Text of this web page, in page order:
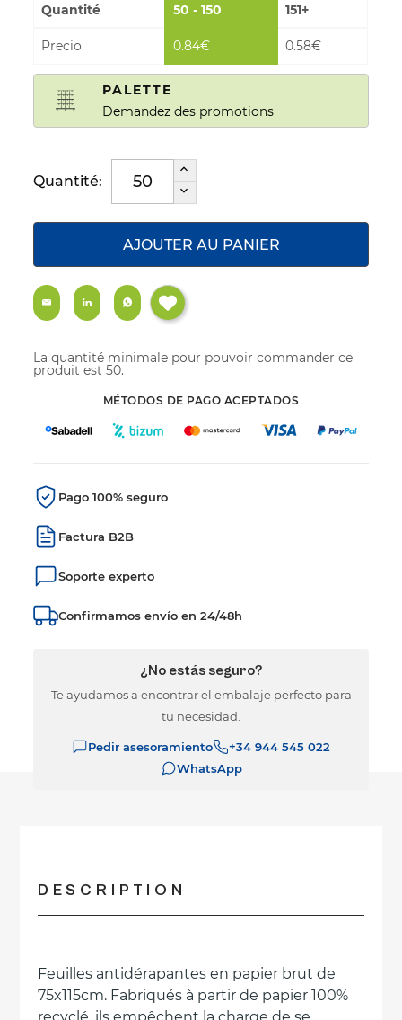
Quantité
50 - 150 151+
Precio 0.84€ 0.58€
PALETTE
Demandez des promotions
Quantité:
AJOUTER AU PANIER
La quantité minimale pour pouvoir commander ce
produit est 50.
MÉTODOS DE PAGO ACEPTADOS
Pago 100% seguro
Factura B2B
Soporte experto
Confirmamos envío en 24/48h
¿No estás seguro?
Te ayudamos a encontrar el embalaje perfecto para
tu necesidad.
Pedir asesoramiento
+34 944 545 022
WhatsApp
DESCRIPTION
Feuilles antidérapantes en papier brut de
75x115cm. Fabriqués à partir de papier 100%